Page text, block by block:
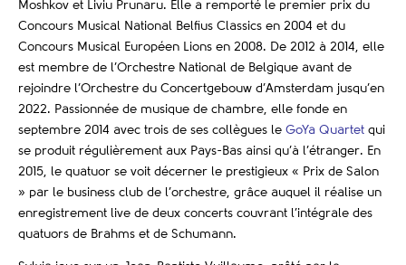
Moshkov et Liviu Prunaru. Elle a remporté le premier prix du
Concours Musical National Belfius Classics en 2004 et du
Concours Musical Européen Lions en 2008. De 2012 à 2014, elle
est membre de l’Orchestre National de Belgique avant de
rejoindre l’Orchestre du Concertgebouw d’Amsterdam jusqu’en
2022. Passionnée de musique de chambre, elle fonde en
septembre 2014 avec trois de ses collègues le GoYa Quartet qui
se produit régulièrement aux Pays-Bas ainsi qu’à l’étranger. En
2015, le quatuor se voit décerner le prestigieux « Prix de Salon
» par le business club de l’orchestre, grâce auquel il réalise un
enregistrement live de deux concerts couvrant l’intégrale des
quatuors de Brahms et de Schumann.